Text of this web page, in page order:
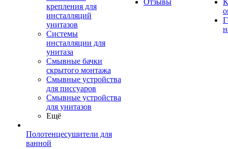
крепления для
инсталляций
унитазов
Системы
инсталляции для
унитаза
Смывные бачки
скрытого монтажа
Смывные устройства
для писсуаров
Смывные устройства
для унитазов
Ещё
Полотенцесушители для
ванной
Отзывы